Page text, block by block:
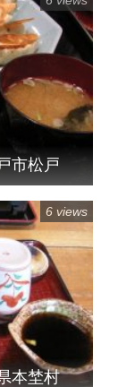
市松戸
本埜村
6 views